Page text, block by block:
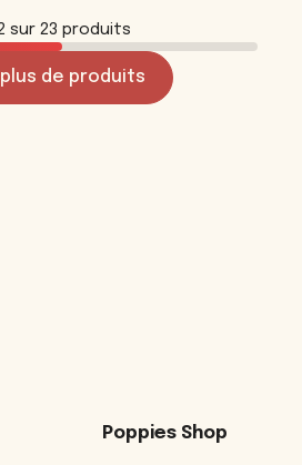
sur 23 produits
de produits
Poppies Shop